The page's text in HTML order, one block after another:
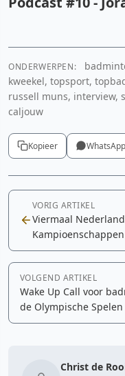
Spotify
Cookie-instellingen
ONDERWERPEN:
kweekel, topsport,
russell muns, interview,
caljouw
Kopieer WhatsApp
VORIG ARTIKEL
Viermaal
VOLGEND ARTIKEL
Wake Up Call voor
de Olympische
Christ de